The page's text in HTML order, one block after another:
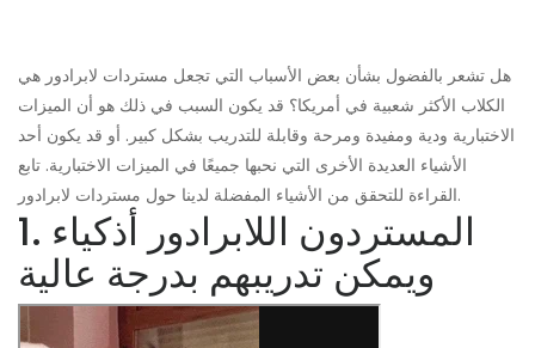
هل تشعر بالفضول بشأن بعض الأسباب التي تجعل مستردات لابرادور هي
الكلاب الأكثر شعبية في أمريكا؟ قد يكون السبب في ذلك هو أن الميزات
الاختبارية ودية ومفيدة ومرحة وقابلة للتدريب بشكل كبير. أو قد يكون أحد
الأشياء العديدة الأخرى التي نحبها جميعًا في الميزات الاختبارية. تابع
القراءة للتحقق من الأشياء المفضلة لدينا حول مستردات لابرادور.
1. المستردون اللابرادور أذكياء
ويمكن تدريبهم بدرجة عالية